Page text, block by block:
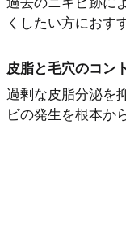
くしたい方におす
皮脂と毛穴のコン
過剰な皮脂分泌を
ビの発生を根本か